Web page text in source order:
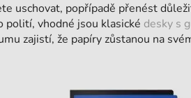
uschovat, popřípadě přenést
polití, vhodné jsou klasické desky s
zajistí, že papíry zůstanou na